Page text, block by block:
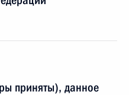
приняты), данное